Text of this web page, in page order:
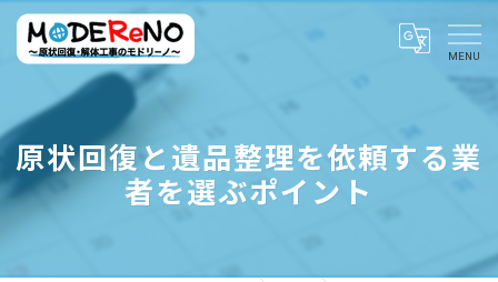
原状回復と遺品整理を依頼する業
者を選ぶポイント